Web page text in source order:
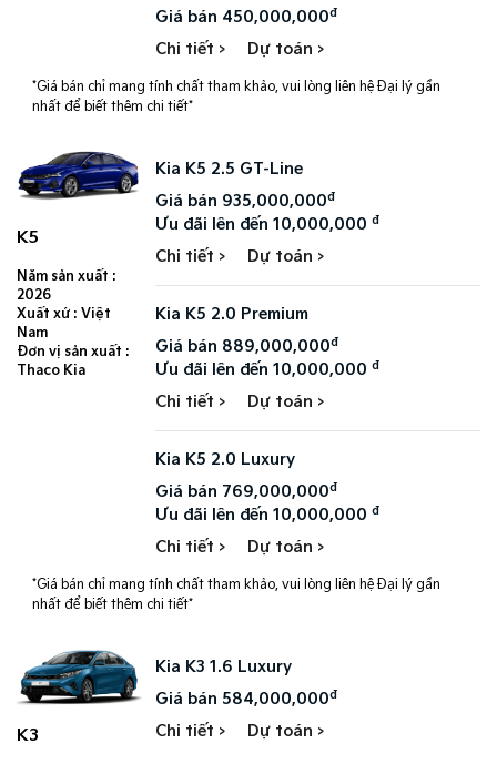
Giá bán 450,000,000đ
Chi tiết > Dự toán >
*Giá bán chỉ mang tính chất tham khảo, vui lòng liên hệ Đại lý gần
nhất để biết thêm chi tiết*
K5
Năm sản xuất :
2026
Xuất xứ : Việt
Nam
Đơn vị sản xuất :
Thaco Kia
Kia K5 2.5 GT-Line
Giá bán 935,000,000đ
Ưu đãi lên đến 10,000,000đ
Chi tiết > Dự toán >
Kia K5 2.0 Premium
Giá bán 889,000,000đ
Ưu đãi lên đến 10,000,000đ
Chi tiết > Dự toán >
Kia K5 2.0 Luxury
Giá bán 769,000,000đ
Ưu đãi lên đến 10,000,000đ
Chi tiết > Dự toán >
*Giá bán chỉ mang tính chất tham khảo, vui lòng liên hệ Đại lý gần
nhất để biết thêm chi tiết*
K3
Kia K3 1.6 Luxury
Giá bán 584,000,000đ
Chi tiết > Dự toán >